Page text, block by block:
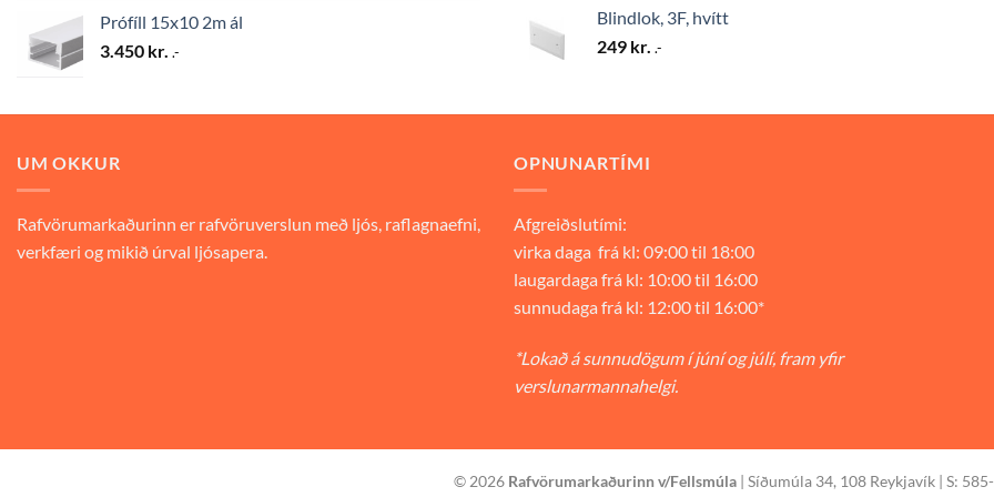
Prófíll 15x10 2m ál
3.450 kr. .-
Blindlok, 3F, hvítt
249 kr. .-
UM OKKUR
Rafvörumarkaðurinn er rafvöruverslun með ljós, raflagnaefni,
verkfæri og mikið úrval ljósapera.
OPNUNARTÍMI
Afgreiðslutími:
virka daga frá kl: 09:00 til 18:00
laugardaga frá kl: 10:00 til 16:00
sunnudaga frá kl: 12:00 til 16:00*
*Lokað á sunnudögum í júní og júlí, fram yfir
verslunarmannahelgi.
© 2026 Rafvörumarkaðurinn v/Fellsmúla | Síðumúla 34, 108 Reykjavík | S: